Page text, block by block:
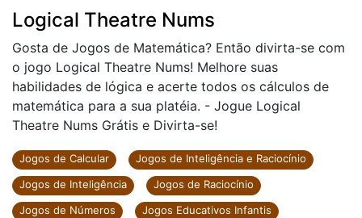
Logical Theatre Nums
Gosta de Jogos de Matemática? Então divirta-se com
o jogo Logical Theatre Nums! Melhore suas
habilidades de lógica e acerte todos os cálculos de
matemática para a sua platéia. - Jogue Logical
Theatre Nums Grátis e Divirta-se!
Jogos de Calcular
Jogos de Inteligência e Raciocínio
Jogos de Inteligência
Jogos de Raciocínio
Jogos de Números
Jogos Educativos Infantis